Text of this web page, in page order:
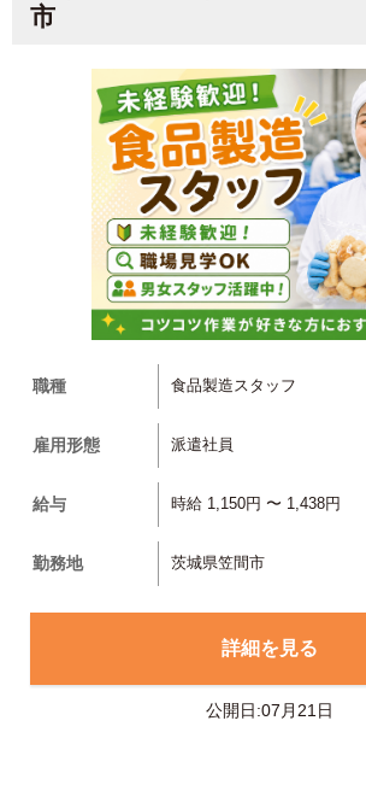
市
職種 食品製造スタッフ
雇用形態 派遣社員
給与 時給 1,150円 〜 1,438円
勤務地 茨城県笠間市
詳細を見る
公開日:07月21日